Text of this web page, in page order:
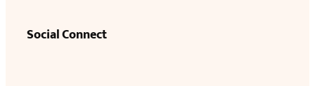
Social Connect